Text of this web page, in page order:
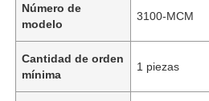
Número de
modelo
3100-MCM
Cantidad de orden
mínima
1 piezas